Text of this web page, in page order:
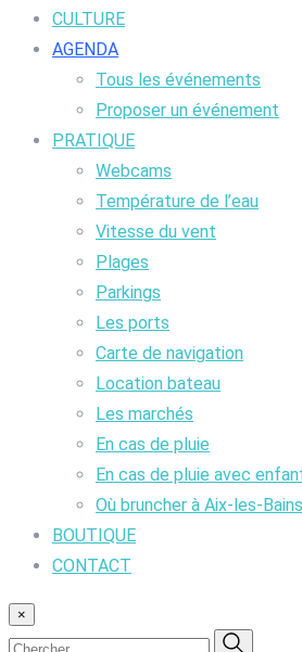
CULTURE
AGENDA
Tous les événements
Proposer un événement
PRATIQUE
Webcams
Température de l’eau
Vitesse du vent
Plages
Parkings
Les ports
Carte de navigation
Location bateau
Les marchés
En cas de pluie
En cas de pluie avec
Où bruncher à Aix-les-
BOUTIQUE
CONTACT
×